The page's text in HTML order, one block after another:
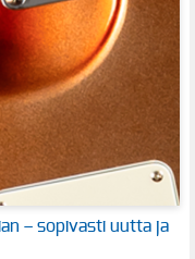
– sopivasti uutta ja